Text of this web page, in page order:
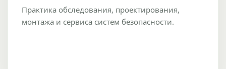
Практика обследования, проектирования,
монтажа и сервиса систем безопасности.